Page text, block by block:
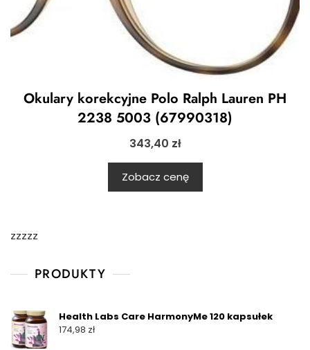
Okulary korekcyjne Polo Ralph Lauren PH
2238 5003 (67990318)
343,40 zł
Zobacz cenę
zzzzz
PRODUKTY
Health Labs Care HarmonyMe 120 kapsułek
174,98 zł